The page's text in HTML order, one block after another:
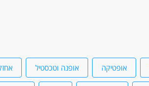
אופטיקה אופנה וטכסטיל